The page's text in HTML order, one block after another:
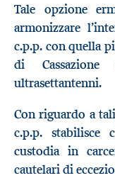
Tale opzione
armonizzare
c.p.p. con quella
di
ultrasettantenni.
Con riguardo a
c.p.p. stabilisce
custodia in
cautelari di